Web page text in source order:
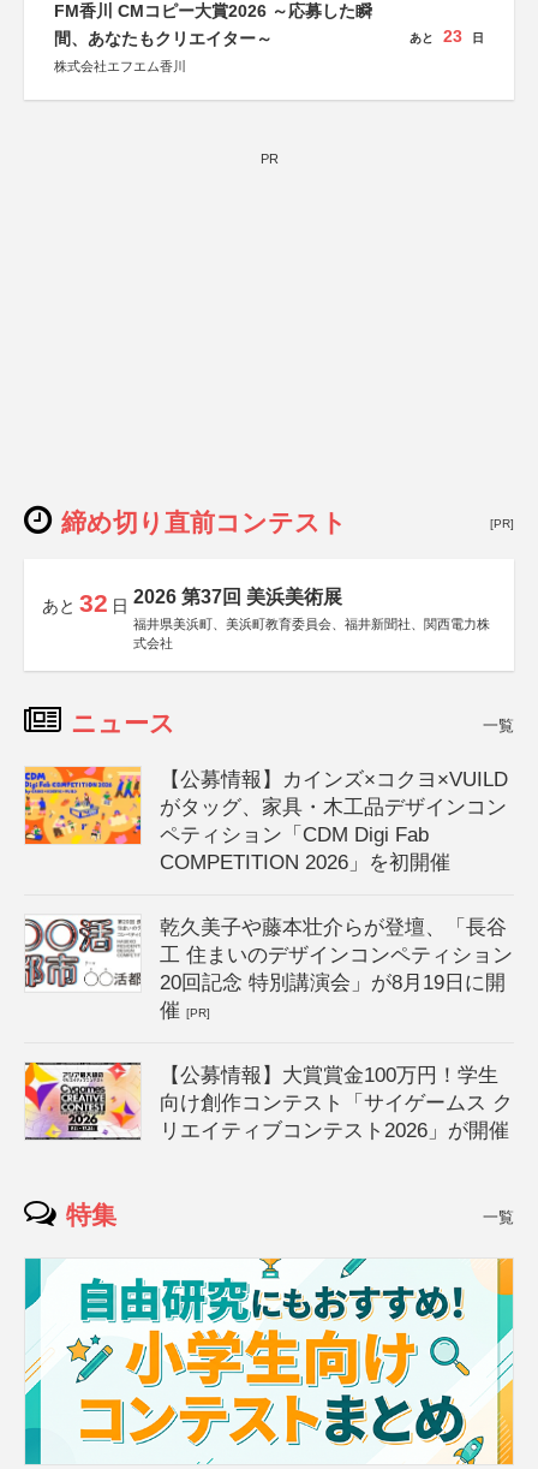
FM香川 CMコピー大賞2026 ～応募した瞬
間、あなたもクリエイター～
株式会社エフエム香川
あと 23 日
PR
締め切り直前コンテスト [PR]
あと 32 日 2026 第37回 美浜美術展
福井県美浜町、美浜町教育委員会、福井新聞社、関西電力株
式会社
ニュース 一覧
【公募情報】カインズ×コクヨ×VUILD
がタッグ、家具・木工品デザインコン
ペティション「CDM Digi Fab
COMPETITION 2026」を初開催
乾久美子や藤本壮介らが登壇、「長谷
工 住まいのデザインコンペティション
20回記念 特別講演会」が8月19日に開
催[PR]
【公募情報】大賞賞金100万円！学生
向け創作コンテスト「サイゲームス ク
リエイティブコンテスト2026」が開催
特集 一覧